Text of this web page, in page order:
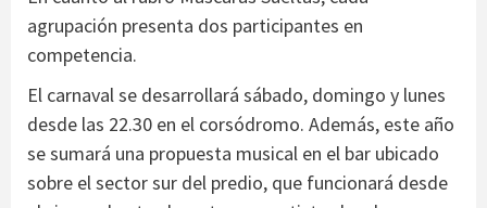
agrupación presenta dos participantes en
competencia.
El carnaval se desarrollará sábado, domingo y lunes
desde las 22.30 en el corsódromo. Además, este año
se sumará una propuesta musical en el bar ubicado
sobre el sector sur del predio, que funcionará desde